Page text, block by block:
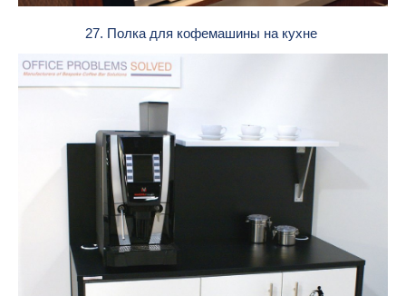
27. Полка для кофемашины на кухне